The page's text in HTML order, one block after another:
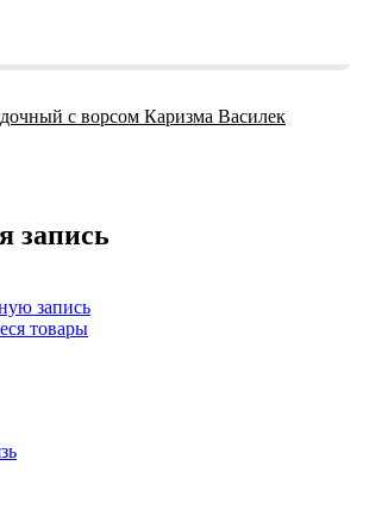
с ворсом Каризма Василек
запись
запись
товары